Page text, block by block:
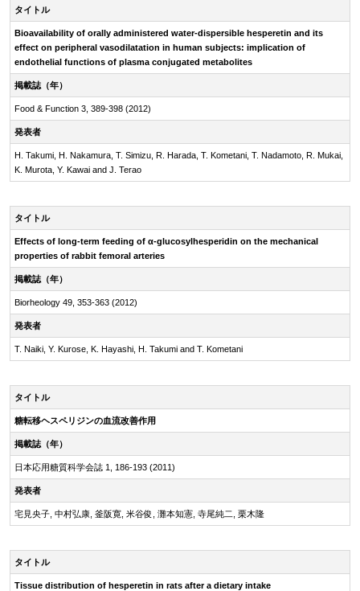
タイトル
Bioavailability of orally administered water-dispersible hesperetin and its
effect on peripheral vasodilatation in human subjects: implication of
endothelial functions of plasma conjugated metabolites
掲載誌（年）
Food & Function 3, 389-398 (2012)
発表者
H. Takumi, H. Nakamura, T. Simizu, R. Harada, T. Kometani, T. Nadamoto, R. Mukai,
K. Murota, Y. Kawai and J. Terao
タイトル
Effects of long-term feeding of α-glucosylhesperidin on the mechanical
properties of rabbit femoral arteries
掲載誌（年）
Biorheology 49, 353-363 (2012)
発表者
T. Naiki, Y. Kurose, K. Hayashi, H. Takumi and T. Kometani
タイトル
糖転移ヘスペリジンの血流改善作用
掲載誌（年）
日本応用糖質科学会誌 1, 186-193 (2011)
発表者
宅見央子, 中村弘康, 釜阪寛, 米谷俊, 灘本知憲, 寺尾純二, 栗木隆
タイトル
Tissue distribution of hesperetin in rats after a dietary intake